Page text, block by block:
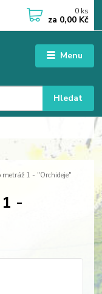
Menu
Hledat
0 ks
za 0,00 Kč
metráž 1 - "Orchideje"
-